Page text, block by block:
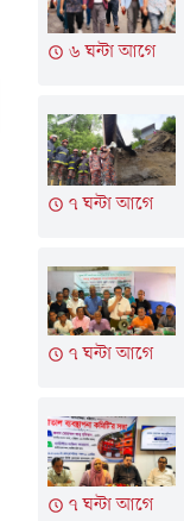
৬ ঘন্টা আগে
৭ ঘন্টা আগে
৭ ঘন্টা আগে
৭ ঘন্টা আগে